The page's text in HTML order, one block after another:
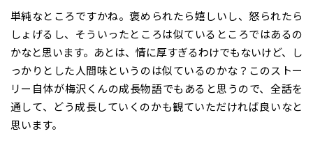
単純なところですかね。褒められたら嬉しいし、怒られたら
しょげるし、そういったところは似ているところではあるの
かなと思います。あとは、情に厚すぎるわけでもないけど、し
っかりとした人間味というのは似ているのかな？このストー
リー自体が梅沢くんの成長物語でもあると思うので、全話を
通して、どう成長していくのかも観ていただければ良いなと
思います。